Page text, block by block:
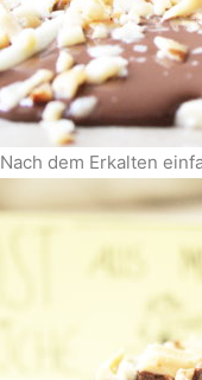
Nach dem Erkalten